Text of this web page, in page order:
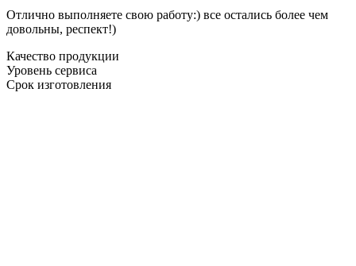
Отлично выполняете свою работу:) все остались более чем
довольны, респект!)
Качество продукции
Уровень сервиса
Срок изготовления